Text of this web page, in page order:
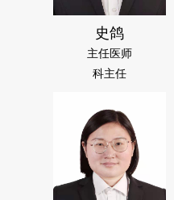
史鸽
主任医师
科主任